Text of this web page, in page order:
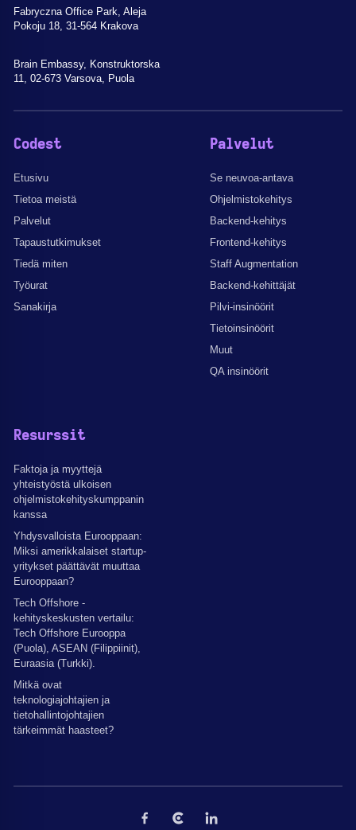
Fabryczna Office Park, Aleja
Pokoju 18, 31-564 Krakova
Brain Embassy, Konstruktorska
11, 02-673 Varsova, Puola
Codest
Etusivu
Tietoa meistä
Palvelut
Tapaustutkimukset
Tiedä miten
Työurat
Sanakirja
Palvelut
Se neuvoa-antava
Ohjelmistokehitys
Backend-kehitys
Frontend-kehitys
Staff Augmentation
Backend-kehittäjät
Pilvi-insinöörit
Tietoinsinöörit
Muut
QA insinöörit
Resurssit
Faktoja ja myyttejä
yhteistyöstä ulkoisen
ohjelmistokehityskumppanin
kanssa
Yhdysvalloista Eurooppaan:
Miksi amerikkalaiset startup-
yritykset päättävät muuttaa
Eurooppaan?
Tech Offshore -
kehityskeskusten vertailu:
Tech Offshore Eurooppa
(Puola), ASEAN (Filippiinit),
Euraasia (Turkki).
Mitkä ovat
teknologiajohtajien ja
tietohallintojohtajien
tärkeimmät haasteet?